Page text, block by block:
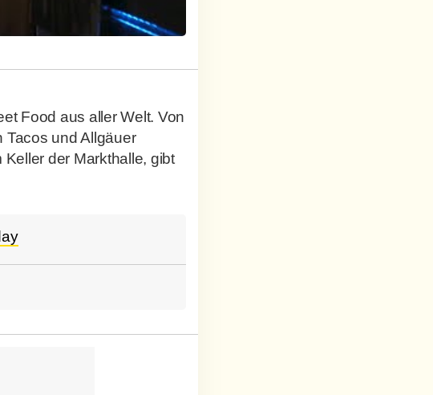
Food aus aller Welt. Von
und Allgäuer
Keller der Markthalle, gibt